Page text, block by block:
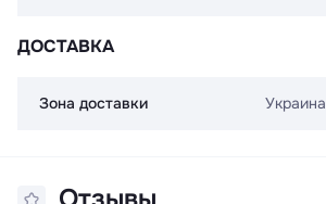
ДОСТАВКА
Зона доставки Украина